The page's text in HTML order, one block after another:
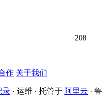
208
作 关于我们
录 · 运维 · 托管于 阿里云 · 鲁